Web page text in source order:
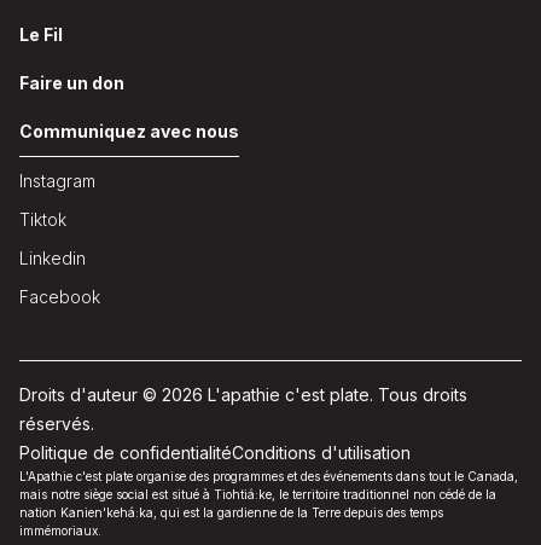
Le Fil
Faire un don
Communiquez avec nous
Instagram
Tiktok
Linkedin
Facebook
Droits d'auteur © 2026 L'apathie c'est plate. Tous droits
réservés.
Politique de confidentialitéConditions d'utilisation
L'Apathie c'est plate organise des programmes et des événements dans tout le Canada,
mais notre siège social est situé à Tiohtiá:ke, le territoire traditionnel non cédé de la
nation Kanien'kehá:ka, qui est la gardienne de la Terre depuis des temps
immémoriaux.